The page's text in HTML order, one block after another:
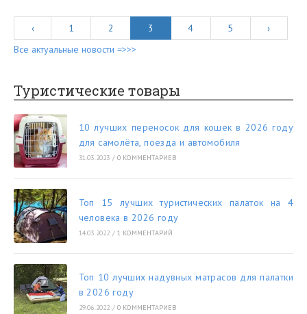
‹ 1 2 3 4 5
›
Все актуальные новости =>>>
Туристические товары
10 лучших переносок для кошек в 2026 году
для самолёта, поезда и автомобиля
31.03.2023 / 0 КОММЕНТАРИЕВ
Топ 15 лучших туристических палаток на 4
человека в 2026 году
14.03.2022 / 1 КОММЕНТАРИЙ
Топ 10 лучших надувных матрасов для палатки
в 2026 году
29.06.2022 / 0 КОММЕНТАРИЕВ